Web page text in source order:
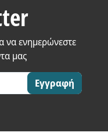
να ενημερώνεστε
μας
Εγγραφή